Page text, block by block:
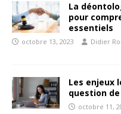
La
pour
essentiels
octobre 13, 2023 Didier
Les enjeux
question
octobre 11,